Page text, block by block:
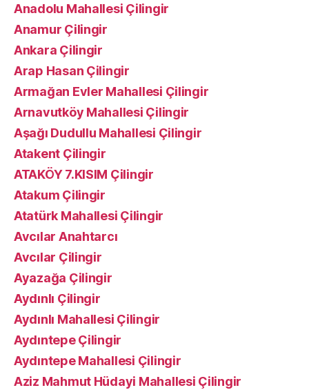
Anadolu Mahallesi Çilingir
Anamur Çilingir
Ankara Çilingir
Arap Hasan Çilingir
Armağan Evler Mahallesi Çilingir
Arnavutköy Mahallesi Çilingir
Aşağı Dudullu Mahallesi Çilingir
Atakent Çilingir
ATAKÖY 7.KISIM Çilingir
Atakum Çilingir
Atatürk Mahallesi Çilingir
Avcılar Anahtarcı
Avcılar Çilingir
Ayazağa Çilingir
Aydınlı Çilingir
Aydınlı Mahallesi Çilingir
Aydıntepe Çilingir
Aydıntepe Mahallesi Çilingir
Aziz Mahmut Hüdayi Mahallesi Çilingir